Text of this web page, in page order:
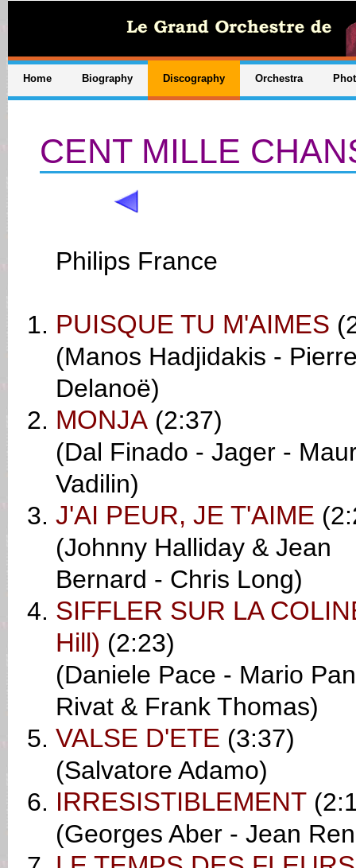
Home Biography Discography Orchestra
CENT MILLE
Philips France
PUISQUE TU M'AIMES
(Manos Hadjidakis -
Delanoë)
MONJA (2:37)
(Dal Finado - Jager -
Vadilin)
J'AI PEUR, JE T'AIME
(Johnny Halliday & Jean
Bernard - Chris Long)
SIFFLER SUR LA
Hill) (2:23)
(Daniele Pace - Mario
Rivat & Frank Thomas)
VALSE D'ETE (3:37)
(Salvatore Adamo)
IRRESISTIBLEMENT
(Georges Aber - Jean